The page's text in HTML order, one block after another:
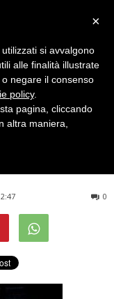
per
0
×
si avvalgono
alle finalità illustrate
negare il consenso
policy.
pagina, cliccando
altra maniera,